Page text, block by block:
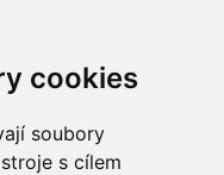
cookies
soubory
s cílem